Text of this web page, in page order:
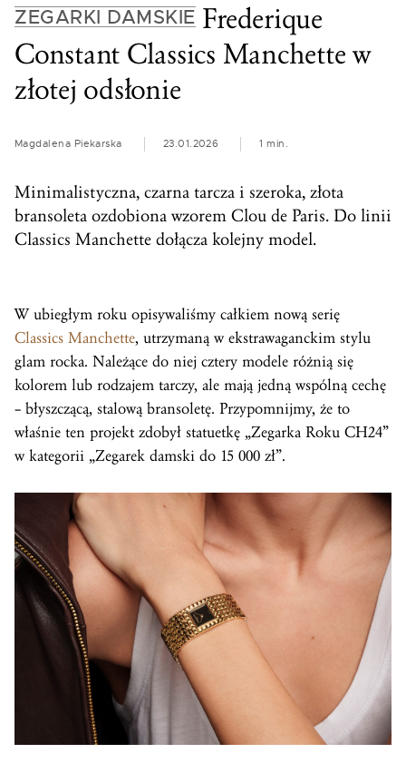
ZEGARKI DAMSKIEFrederique
Constant Classics Manchette w
złotej odsłonie
Magdalena Piekarska 23.01.2026 1 min.
Minimalistyczna, czarna tarcza i szeroka, złota
bransoleta ozdobiona wzorem Clou de Paris. Do linii
Classics Manchette dołącza kolejny model.
W ubiegłym roku opisywaliśmy całkiem nową serię
Classics Manchette, utrzymaną w ekstrawaganckim stylu
glam rocka. Należące do niej cztery modele różnią się
kolorem lub rodzajem tarczy, ale mają jedną wspólną cechę
– błyszczącą, stalową bransoletę. Przypomnijmy, że to
właśnie ten projekt zdobył statuetkę „Zegarka Roku CH24”
w kategorii „Zegarek damski do 15 000 zł”.